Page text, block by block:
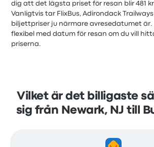
dig att det lägsta priset för resan blir 481
Vanligtvis tar FlixBus, Adirondack
biljettpriser ju närmare avresedatumet är.
flexibel med datum för resan om du vill
priserna.
Vilket är det billigaste
sig från Newark, NJ till